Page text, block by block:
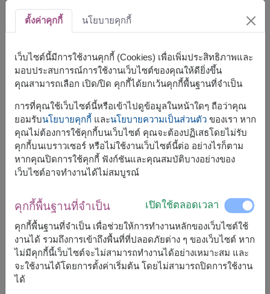
ช่อกุหลาบโทนแดง ชมพู และขาว จัดอย่างลงตัวพร้อมดอก
ยิปโซสีขาว เพิ่มความโดดเด่นด้วยโทนสีหวานโรแมนติก สื่อถึง
ความรัก ความห่วงใย และคำอวยพรจากใจ เหมาะสำหรับวัน
โอกาสพิเศษ
สินค้าแบบที่ใกล้เคียงกัน ได้แก่FLV584,FLV596,FLV660
จัดส่งได้เร็วสุดพรุ่งนี้
แต่สามารถกำหนดวันได้
ราคาตามพื้นที่จัดส่ง
เริ่มต้นที่ ฿2,000
ฟรีจัดส่ง + ฟรีการ์ดเขียนข้อความ
ตั้งค่าคุกกี้ นโยบายคุกกี้
เว็บไซต์นี้มีการใช้งานคุกกี้ (Cookies) เพื่อเพิ่มประสิทธิภาพและ
มอบประสบการณ์การใช้งานเว็บไซต์ของคุณให้ดียิ่งขึ้น
คุณสามารถเลือก เปิด/ปิด คุกกี้ได้ยกเว้นคุกกี้พื้นฐานที่จำเป็น
การที่คุณใช้เว็บไซต์นี้หรือเข้าไปดูข้อมูลในหน้าใดๆ ถือว่าคุณ
ยอมรับนโยบายคุกกี้ และนโยบายความเป็นส่วนตัวของเรา หาก
คุณไม่ต้องการใช้คุกกี้บนเว็บไซต์ คุณจะต้องปฏิเสธโดยไม่รับ
คุกกี้บนเบราวเซอร์ หรือไม่ใช้งานเว็บไซต์นี้ต่อ อย่างไรก็ตาม
หากคุณปิดการใช้คุกกี้ ฟังก์ชันและคุณสมบัติบางอย่างของ
เว็บไซต์อาจทำงานได้ไม่สมบูรณ์
คุกกี้พื้นฐานที่จำเป็น เปิดใช้ตลอดเวลา
คุกกี้พื้นฐานที่จำเป็น เพื่อช่วยให้การทำงานหลักของเว็บไซต์ใช้
งานได้ รวมถึงการเข้าถึงพื้นที่ที่ปลอดภัยต่าง ๆ ของเว็บไซต์ หาก
ไม่มีคุกกี้นี้เว็บไซต์จะไม่สามารถทำงานได้อย่างเหมาะสม และ
จะใช้งานได้โดยการตั้งค่าเริ่มต้น โดยไม่สามารถปิดการใช้งาน
ได้